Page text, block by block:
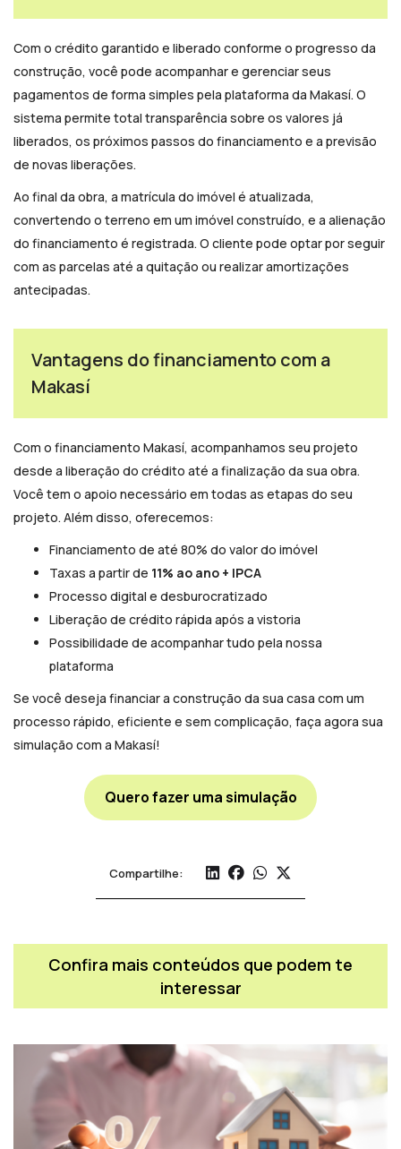
Com o crédito garantido e liberado conforme o progresso da
construção, você pode acompanhar e gerenciar seus
pagamentos de forma simples pela plataforma da Makasí. O
sistema permite total transparência sobre os valores já
liberados, os próximos passos do financiamento e a previsão
de novas liberações.
Ao final da obra, a matrícula do imóvel é atualizada,
convertendo o terreno em um imóvel construído, e a alienação
do financiamento é registrada. O cliente pode optar por seguir
com as parcelas até a quitação ou realizar amortizações
antecipadas.
Vantagens do financiamento com a
Makasí
Com o financiamento Makasí, acompanhamos seu projeto
desde a liberação do crédito até a finalização da sua obra.
Você tem o apoio necessário em todas as etapas do seu
projeto. Além disso, oferecemos:
Financiamento de até 80% do valor do imóvel
Taxas a partir de 11% ao ano + IPCA
Processo digital e desburocratizado
Liberação de crédito rápida após a vistoria
Possibilidade de acompanhar tudo pela nossa
plataforma
Se você deseja financiar a construção da sua casa com um
processo rápido, eficiente e sem complicação, faça agora sua
simulação com a Makasí!
Quero fazer uma simulação
Compartilhe:
Confira mais conteúdos que podem te
interessar